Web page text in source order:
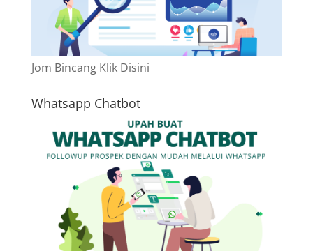
Jom Bincang Klik Disini
Whatsapp Chatbot